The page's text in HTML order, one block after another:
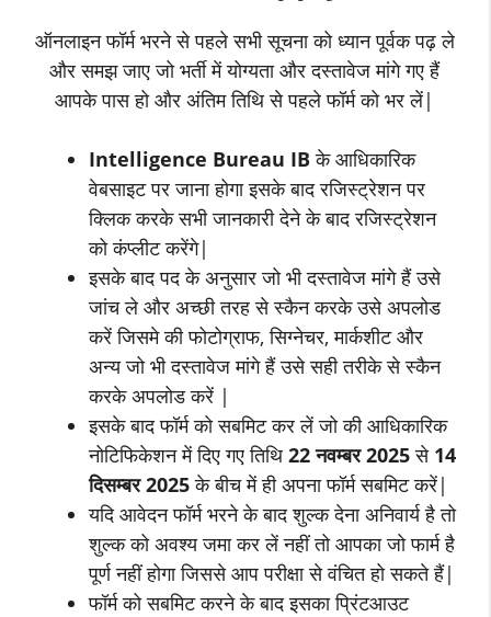
ऑनलाइन फॉर्म भरने से पहले सभी सूचना को ध्यान पूर्वक पढ़ ले
और समझ जाए जो भर्ती में योग्यता और दस्तावेज मांगे गए हैं
आपके पास हो और अंतिम तिथि से पहले फॉर्म को भर लें|
Intelligence Bureau IBके आधिकारिक
वेबसाइट पर जाना होगा इसके बाद रजिस्ट्रेशन पर
क्लिक करके सभी जानकारी देने के बाद रजिस्ट्रेशन
को कंप्लीट करेंगे|
इसके बाद पद के अनुसार जो भी दस्तावेज मांगे हैं उसे
जांच ले और अच्छी तरह से स्कैन करके उसे अपलोड
करें जिसमे की फोटोग्राफ, सिग्नेचर, मार्कशीट और
अन्य जो भी दस्तावेज मांगे हैं उसे सही तरीके से स्कैन
करके अपलोड करें |
इसके बाद फॉर्म को सबमिट कर लें जो की आधिकारिक
नोटिफिकेशन में दिए गए तिथि 22 नवम्बर 2025से14
दिसम्बर 2025के बीच में ही अपना फॉर्म सबमिट करें|
यदि आवेदन फॉर्म भरने के बाद शुल्क देना अनिवार्य है तो
शुल्क को अवश्य जमा कर लें नहीं तो आपका जो फार्म है
पूर्ण नहीं होगा जिससे आप परीक्षा से वंचित हो सकते हैं|
फॉर्म को सबमिट करने के बाद इसका प्रिंटआउट